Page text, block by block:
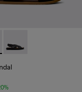
de pell marrons Per a
de pell negra
- K101093-001 -
Lluc Sandal -